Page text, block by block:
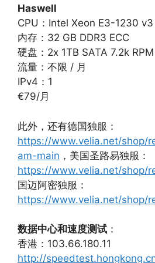
Haswell
CPU：Intel Xeon E3-1230 v3
内存：32 GB DDR3 ECC
硬盘：2x 1TB SATA 7.2k RPM
流量：不限 / 月
IPv4：1
€79/月
此外，还有德国独服：
https://www.velia.net/shop/
am-main ，美国圣路易独服：
https://www.velia.net/shop/
国迈阿密独服：
https://www.velia.net/shop/
数据中心和速度测试 ：
香港：103.66.180.11
http://